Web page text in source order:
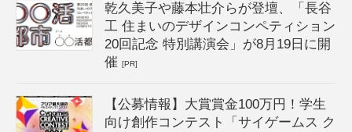
乾久美子や藤本壮介らが登壇、「長谷
工 住まいのデザインコンペティション
20回記念 特別講演会」が8月19日に開
催[PR]
【公募情報】大賞賞金100万円！学生
向け創作コンテスト「サイゲームス ク